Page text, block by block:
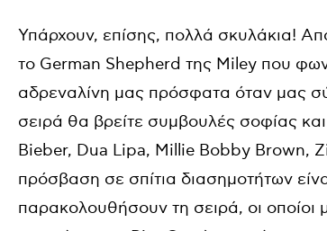
Υπάρχουν, επίσης, πολλά σκυλάκια!
το German Shepherd της Miley που
αδρεναλίνη μας πρόσφατα όταν μας
σειρά θα βρείτε συμβουλές σοφίας
Bieber, Dua Lipa, Millie Bobby Brown,
πρόσβαση σε σπίτια διασημοτήτων
παρακολουθήσουν τη σειρά, οι